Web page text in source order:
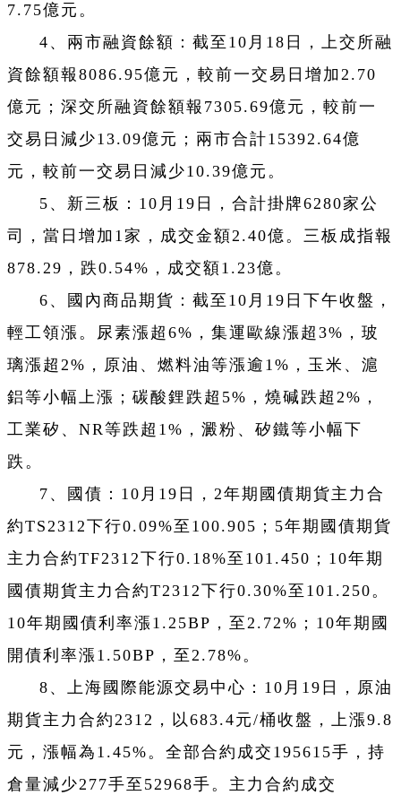
7.75億元。
4、兩市融資餘額：截至10月18日，上交所融
資餘額報8086.95億元，較前一交易日增加2.70
億元；深交所融資餘額報7305.69億元，較前一
交易日減少13.09億元；兩市合計15392.64億
元，較前一交易日減少10.39億元。
5、新三板：10月19日，合計掛牌6280家公
司，當日增加1家，成交金額2.40億。三板成指報
878.29，跌0.54%，成交額1.23億。
6、國內商品期貨：截至10月19日下午收盤，
輕工領漲。尿素漲超6%，集運歐線漲超3%，玻
璃漲超2%，原油、燃料油等漲逾1%，玉米、滬
鋁等小幅上漲；碳酸鋰跌超5%，燒碱跌超2%，
工業矽、NR等跌超1%，澱粉、矽鐵等小幅下
跌。
7、國債：10月19日，2年期國債期貨主力合
約TS2312下行0.09%至100.905；5年期國債期貨
主力合約TF2312下行0.18%至101.450；10年期
國債期貨主力合約T2312下行0.30%至101.250。
10年期國債利率漲1.25BP，至2.72%；10年期國
開債利率漲1.50BP，至2.78%。
8、上海國際能源交易中心：10月19日，原油
期貨主力合約2312，以683.4元/桶收盤，上漲9.8
元，漲幅為1.45%。全部合約成交195615手，持
倉量減少277手至52968手。主力合約成交